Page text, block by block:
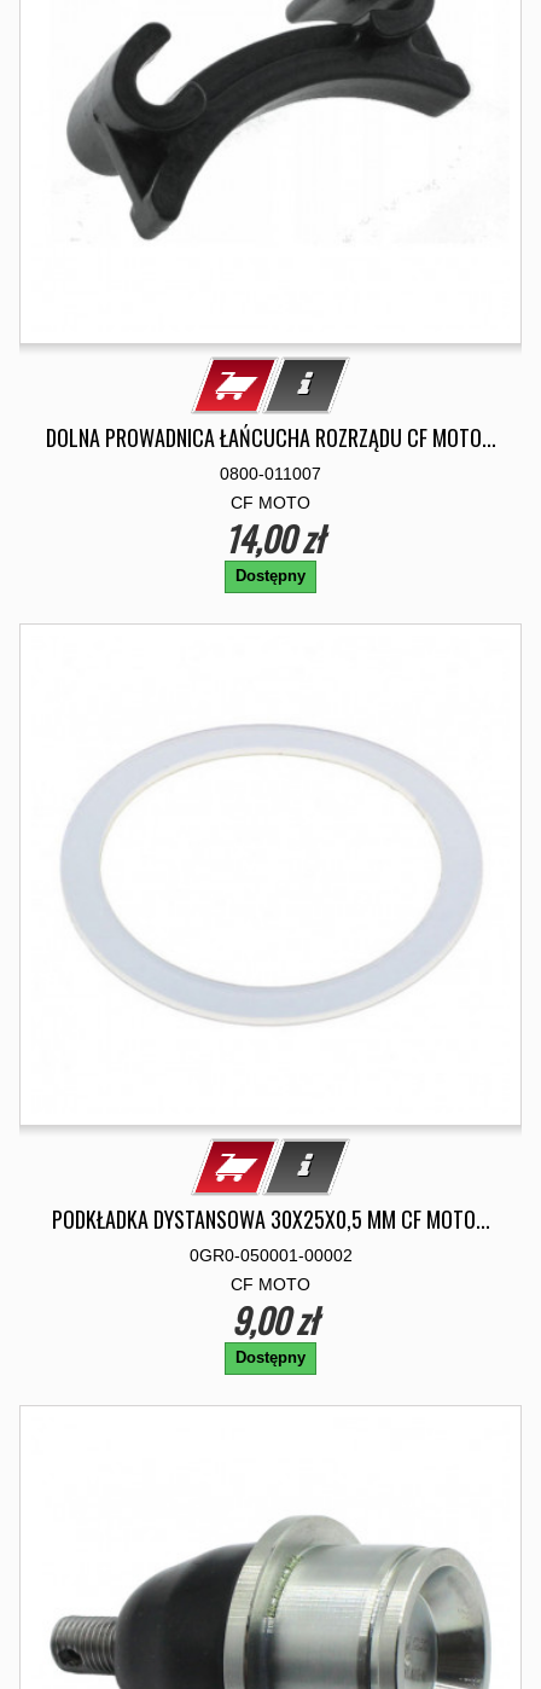
DOLNA PROWADNICA ŁAŃCUCHA ROZRZĄDU CF MOTO...
0800-011007
CF MOTO
14,00 zł
Dostępny
PODKŁADKA DYSTANSOWA 30X25X0,5 MM CF MOTO...
0GR0-050001-00002
CF MOTO
9,00 zł
Dostępny